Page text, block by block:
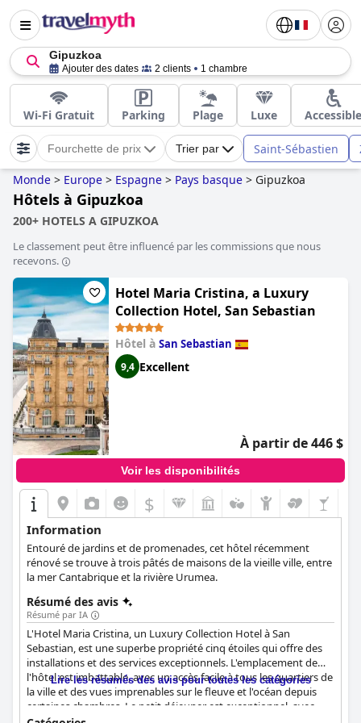
Gipuzkoa
Ajouter des dates 2 clients 1 chambre
Wi-Fi Gratuit Parking Plage Luxe Accessible
Fourchette de prix Trier par Saint-Sébastien
Monde > Europe > Espagne > Pays basque > Gipuzkoa
Hôtels à Gipuzkoa
200+ HOTELS A GIPUZKOA
Le classement peut être influencé par les commissions que nous
recevons.
Hotel Maria Cristina, a Luxury
Collection Hotel, San Sebastian
Hôtel à San Sebastian
9,4 Excellent
À partir de 446 $
Voir les disponibilités
$
Information
Entouré de jardins et de promenades, cet hôtel récemment
rénové se trouve à trois pâtés de maisons de la vieille ville, entre
la mer Cantabrique et la rivière Urumea.
Résumé des avis
Résumé par IA
L'Hotel Maria Cristina, un Luxury Collection Hotel à San
Sebastian, est une superbe propriété cinq étoiles qui offre des
installations et des services exceptionnels. L'emplacement de
l'hôtel est imbattable, avec un accès facile à tous les quartiers de
la ville et des vues imprenables sur le fleuve et l'océan depuis
certaines chambres. Le petit déjeuner est exceptionnel, avec
Lire les résumés des avis pour toutes les catégories